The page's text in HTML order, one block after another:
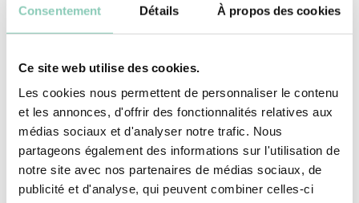
Consentement Détails À propos des cookies
Ce site web utilise des cookies.
Les cookies nous permettent de personnaliser le contenu
et les annonces, d'offrir des fonctionnalités relatives aux
médias sociaux et d'analyser notre trafic. Nous
partageons également des informations sur l'utilisation de
notre site avec nos partenaires de médias sociaux, de
publicité et d'analyse, qui peuvent combiner celles-ci
Coton et Polyester
talon
Semelle intérieure
Caoutchouc synthétique
(à base d'EVA)
Doublure semelle
intérieure
Coton et Polyester